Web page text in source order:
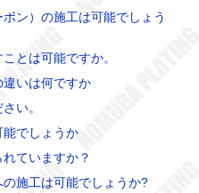
ン）の施工は可能でしょう
とは可能ですか。
いは何ですか
い。
でしょうか
ていますか？
施工は可能でしょうか?